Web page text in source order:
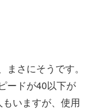
さにそうです。
ードが40以下が
いますが、使用